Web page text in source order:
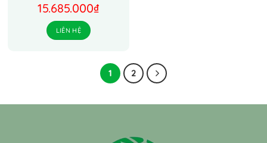
15.685.000₫
LIÊN HỆ
1 2